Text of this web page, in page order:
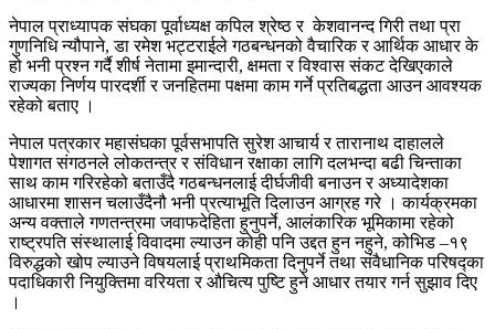
नेपाल प्राध्यापक संघका पूर्वाध्यक्ष कपिल श्रेष्ठ र केशवानन्द गिरी तथा प्रा
गुणनिधि न्यौपाने, डा रमेश भट्टराईले गठबन्धनको वैचारिक र आर्थिक आधार के
हो भनी प्रश्न गर्दै शीर्ष नेतामा इमान्दारी, क्षमता र विश्वास संकट देखिएकाले
राज्यका निर्णय पारदर्शी र जनहितमा पक्षमा काम गर्ने प्रतिबद्धता आउन आवश्यक
रहेको बताए ।
नेपाल पत्रकार महासंघका पूर्वसभापति सुरेश आचार्य र तारानाथ दाहालले
पेशागत संगठनले लोकतन्त्र र संविधान रक्षाका लागि दलभन्दा बढी चिन्ताका
साथ काम गरिरहेको बताउँदै गठबन्धनलाई दीर्घजीवी बनाउन र अध्यादेशका
आधारमा शासन चलाउँदैनौ भनी प्रत्याभूति दिलाउन आग्रह गरे । कार्यक्रमका
अन्य वक्ताले गणतन्त्रमा जवाफदेहिता हुनुपर्ने, आलंकारिक भूमिकामा रहेको
राष्ट्रपति संस्थालाई विवादमा ल्याउन कोही पनि उद्दत हुन नहुने, कोभिड –१९
विरुद्धको खोप ल्याउने विषयलाई प्राथमिकता दिनुपर्ने तथा संवैधानिक परिषद्का
पदाधिकारी नियुक्तिमा वरियता र औचित्य पुष्टि हुने आधार तयार गर्न सुझाव दिए
।